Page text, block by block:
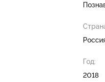
Год:
2018